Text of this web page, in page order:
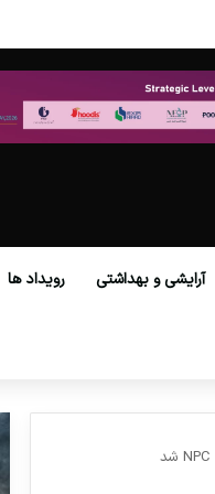
آرایشی و بهداشتی رویداد ها